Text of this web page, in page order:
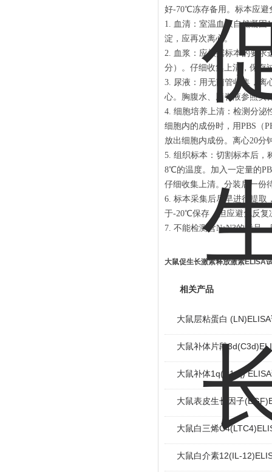
好-70℃冻存备用。标本应避
1. 血清：室温血液自然凝固
淀，应再次离心。
2. 血浆：应根据标本的要求
分）。仔细收集上清，保存
3. 尿液：用无菌管收集，离
心。胸腹水、脑脊液参照实
4. 细胞培养上清：检测分泌
细胞内的成份时，用PBS（
放出细胞内成份。离心20分
5. 组织标本：切割标本后，
8℃的温度。加入一定量的
仔细收集上清。分装后一份
6. 标本采集后尽早进行提取
于-20℃保存，但应避免反复
7. 不能检测含NaN3的样品
大鼠促生长激素释放激素ELISA
相关产品
大鼠层粘蛋白
大鼠补体片段
大鼠补体1q(C1-q)
大鼠表皮生长因子
大鼠白三烯
大鼠白介素12(IL-